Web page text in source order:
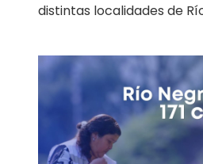
distintas localidades de